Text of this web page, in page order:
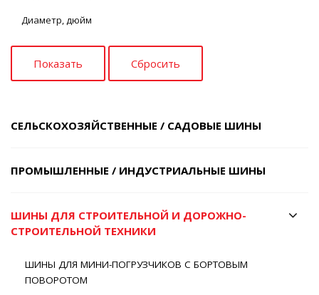
Диаметр, дюйм
СЕЛЬСКОХОЗЯЙСТВЕННЫЕ / САДОВЫЕ ШИНЫ
ПРОМЫШЛЕННЫЕ / ИНДУСТРИАЛЬНЫЕ ШИНЫ
ШИНЫ ДЛЯ СТРОИТЕЛЬНОЙ И ДОРОЖНО-
СТРОИТЕЛЬНОЙ ТЕХНИКИ
ШИНЫ ДЛЯ МИНИ-ПОГРУЗЧИКОВ С БОРТОВЫМ
ПОВОРОТОМ